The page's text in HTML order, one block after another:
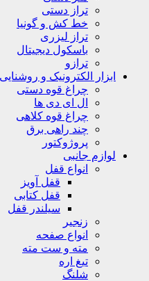
تراز دستی
خط کش و گونیا
تراز لیزری
باسکول دیجیتال
ترازو
ابزار الکترونیک و روشنایی
چراغ قوه دستی
ال ای دی ها
چراغ قوه کلاهی
چند راهی برق
پروژوکتور
لوازم جانبی
انواع قفل
قفل آویز
قفل کتابی
سیلندر قفل
زنجیر
انواع صفحه
مته و ست مته
تیغ اره
شلنگ